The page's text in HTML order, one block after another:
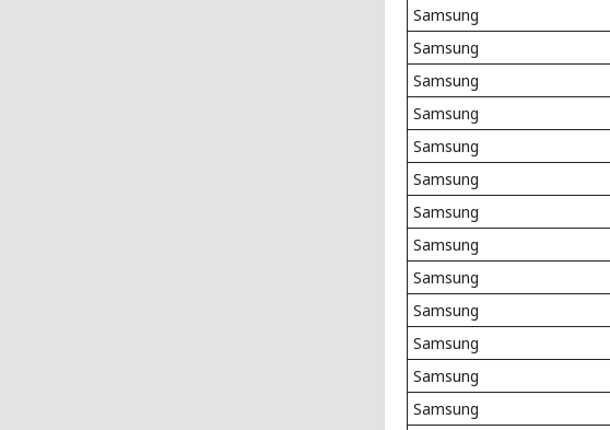
Samsung
Samsung
Samsung
Samsung
Samsung
Samsung
Samsung
Samsung
Samsung
Samsung
Samsung
Samsung
Samsung